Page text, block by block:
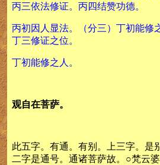
丙三依法修证。丙四结赞功德。
丙初因人显法。（分三）丁初能修
丁三修证之位。
丁初能修之人。
观自在菩萨。
此五字。有通。有别。上三字。是
二字是通号。通诸菩萨故。○梵云